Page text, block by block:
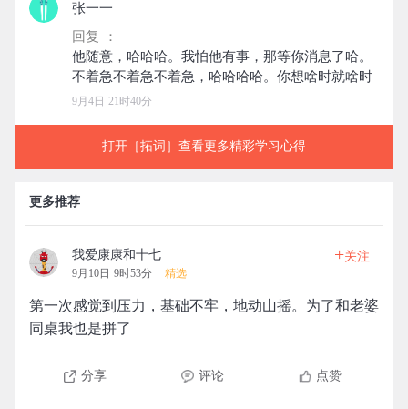
张一一
回复 ：
他随意，哈哈哈。我怕他有事，那等你消息了哈。
9月4日 21时40分
打开［拓词］查看更多精彩学习心得
更多推荐
我爱康康和十七
9月10日 9时53分 精选
+关注
第一次感觉到压力，基础不牢，地动山摇。为了和老婆
同桌我也是拼了
分享 评论 点赞